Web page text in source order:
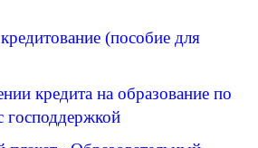
(пособие для
кредита на образование по